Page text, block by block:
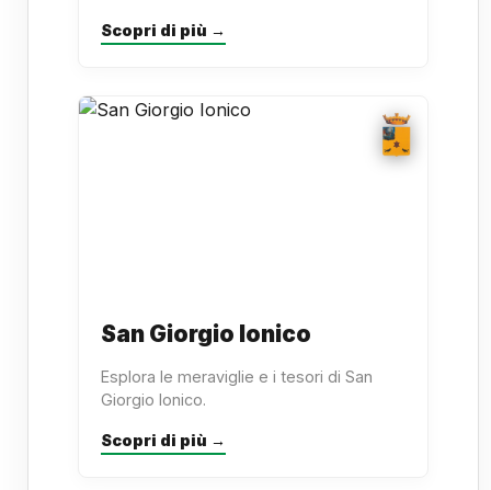
Scopri di più →
San Giorgio Ionico
Esplora le meraviglie e i tesori di San
Giorgio Ionico.
Scopri di più →